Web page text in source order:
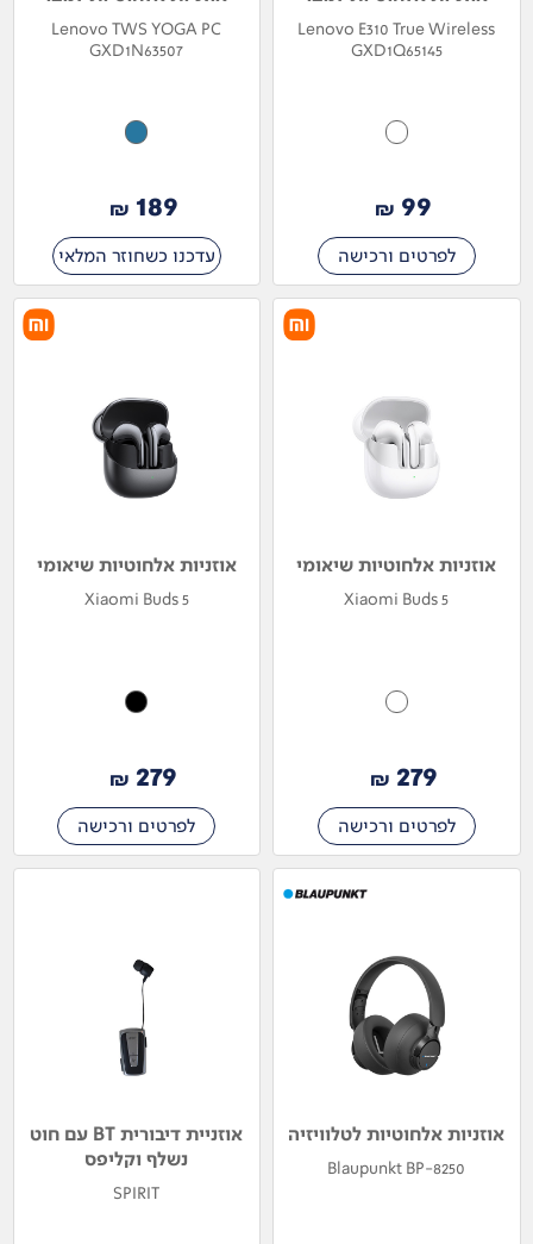
Lenovo E310 True Wireless
GXD1Q65145
99
₪
לפרטים ורכישה
Lenovo TWS YOGA PC
GXD1N63507
189
₪
עדכנו כשחוזר המלאי
אוזניות אלחוטיות שיאומי
Xiaomi Buds 5
279
₪
לפרטים ורכישה
אוזניות אלחוטיות שיאומי
Xiaomi Buds 5
279
₪
לפרטים ורכישה
אוזניות אלחוטיות לטלוויזיה
Blaupunkt BP-8250
אוזניית דיבורית BT עם חוט
נשלף וקליפס
SPIRIT